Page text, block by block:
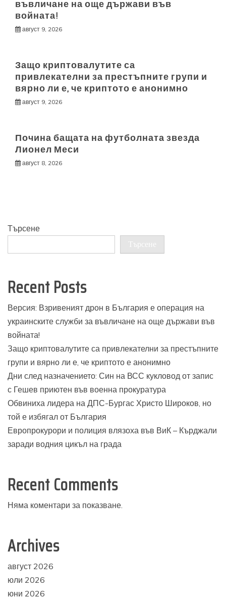
въвличане на още държави във
войната!
август 9, 2026
Защо криптовалутите са
привлекателни за престъпните групи и
вярно ли е, че криптото е анонимно
август 9, 2026
Почина бащата на футболната звезда
Лионел Меси
август 8, 2026
Търсене
Търсене
Recent Posts
Версия: Взривеният дрон в България е операция на
украинските служби за въвличане на още държави във
войната!
Защо криптовалутите са привлекателни за престъпните
групи и вярно ли е, че криптото е анонимно
Дни след назначението: Син на ВСС кукловод от запис
с Гешев приютен във военна прокуратура
Обвиниха лидера на ДПС-Бургас Христо Широков, но
той е избягал от България
Европрокурори и полиция влязоха във ВиК – Кърджали
заради водния цикъл на града
Recent Comments
Няма коментари за показване.
Archives
август 2026
юли 2026
юни 2026